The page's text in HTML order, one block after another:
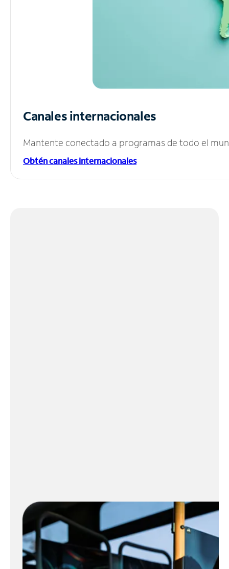
Canales internacionales
Mantente conectado a programas de todo el
Obtén canales internacionales